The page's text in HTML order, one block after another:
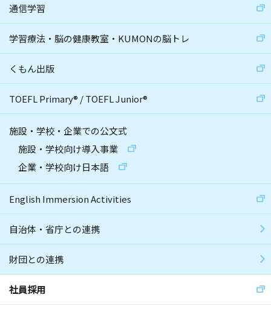
通信学習
学習療法・脳の健康教室・KUMONの脳トレ
くもん出版
TOEFL Primary® /TOEFL Junior®
施設・学校・企業での公文式
施設・学校向け導入事業
企業・学校向け日本語
English Immersion Activities
自治体・省庁との連携
財団との連携
社員採用